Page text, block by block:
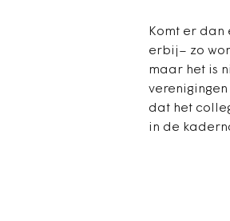
Komt er dan
erbij– zo
maar het is
dat het
in de